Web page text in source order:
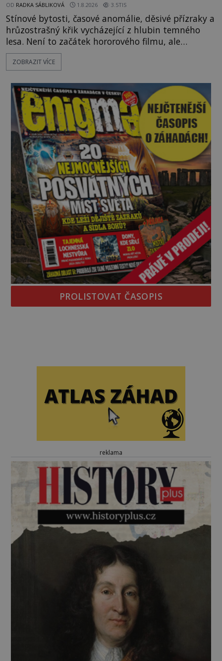
OD RADKA SÁBLIKOVÁ 1.8.2026 3.5TIS
Stínové bytosti, časové anomálie, děsivé přízraky a
hrůzostrašný křik vycházející z hlubin temného
lesa. Není to začátek hororového filmu, ale
události, které popisují návštěvníci lesů, které jsou
označovány jako nejděsivější na světě. Lidé bydlící
vyhýbají! Už jste o těchto lesích slyšeli? A odvážili
byste se je navštívit? [gallery ids="17
ZOBRAZIT VÍCE
PROLISTOVAT ČASOPIS
reklama